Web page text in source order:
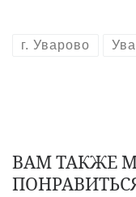
г. Уварово
ВАМ ТАКЖЕ